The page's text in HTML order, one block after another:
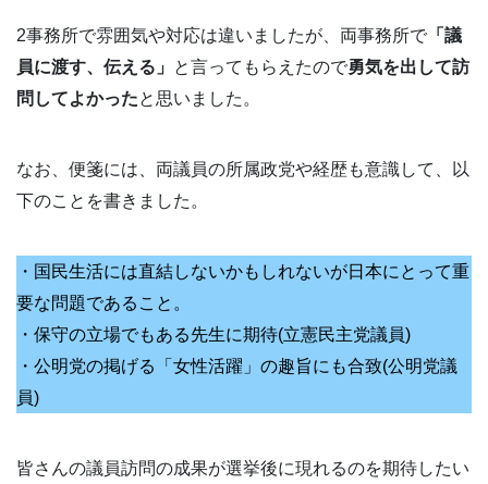
2事務所で雰囲気や対応は違いましたが、両事務所で 「議
員に渡す、伝える」 と言ってもらえたので勇気を出して訪
問してよかったと思いました。
なお、便箋には、両議員の所属政党や経歴も意識して、以
下のことを書きました。
・国民生活には直結しないかもしれないが日本にとって重
要な問題であること。
・保守の立場でもある先生に期待(立憲民主党議員)
・公明党の掲げる「女性活躍」の趣旨にも合致(公明党議
員)
皆さんの議員訪問の成果が選挙後に現れるのを期待したい